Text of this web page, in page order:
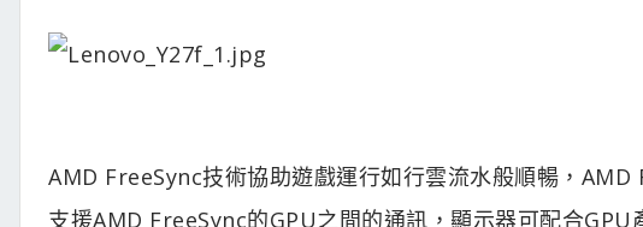
AMD FreeSync技術協助遊戲運行如行雲流水般順暢，
支援AMD FreeSync的GPU之間的通訊，顯示器可配合